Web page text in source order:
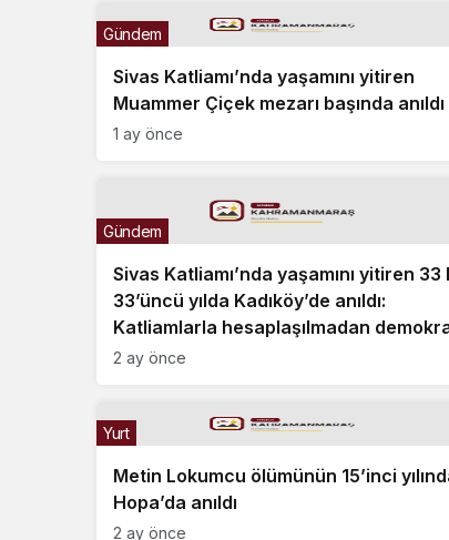
Sivas Katliamı’nda yaşamını yitiren
Muammer Çiçek mezarı başında anıldı
Gündem
1 ay önce
Sivas Katliamı’nda yaşamını yitiren 33
33’üncü yılda Kadıköy’de anıldı:
Katliamlarla hesaplaşılmadan
gelmez
Gündem
2 ay önce
Metin Lokumcu ölümünün 15’inci
Hopa’da anıldı
Yurt
2 ay önce